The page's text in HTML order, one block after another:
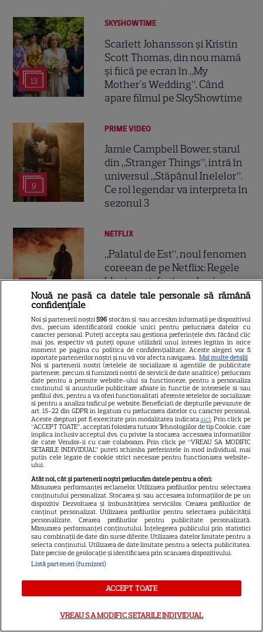
13
SKYSHOWTIME
Scarlett Johansson și Kristin
Scott Thomas, din nou mamă
și fiică pe ecran în „My
Mother's Wedding”. Când
apare filmul pe SkyShowtime
9
PRIME VIDEO
Jamie Campbell Bower, starul
din „Stranger Things”, intră în
universul „Stăpânul Inelelor”.
Ce rol legendar va interpreta în
sezonul 3
5
NETFLIX
„Palatul de Est”, noul fenomen
coreean de pe Netflix: Regele
blestemat, fantomele și
exorcistul care sfidează
PRIME VIDEO
Când „Fălci” se întâlnește cu
„Coborâre întunecată”:
Producția claustrofobă de pe
Prime Video ce nu trebuie
ratată
18
DISNEY PLUS
Ce vedem pe streaming între
27 iulie și 2 august 2026:
Diavolul se îmbracă de la Prada
2 pe Disney+ și mari noutăți
Netflix
NETFLIX
Josh Hartnett revine pe Netflix
în thrillerul „Below”! Noutăți
majore despre premiile Emmy
și noul serial Dan Brown
Nouă ne pasă ca datele tale personale să rămână
confidențiale
Noi și partenerii noștri596 stocăm și/sau accesăm informații pe dispozitivul
dvs., precum identificatorii cookie unici pentru prelucrarea datelor cu
caracter personal. Puteți accepta sau gestiona preferințele dvs. făcând clic
mai jos, respectiv vă puteți opune utilizării unui interes legitim în orice
moment pe pagina cu politica de confidențialitate. Aceste alegeri vor fi
raportate partenerilor noștri și nu vă vor afecta navigarea. Mai multe detalii
Noi si partenerii nostri (retelele de socializare si agentiile de publicitate
partenere, precum si furnizorii nostri de servicii de date analitice) prelucram
date pentru a permite website-ului sa functioneze, pentru a personaliza
continutul si anunturile publicitare afisate in functie de interesele si/sau
profilul dvs., pentru a va oferi functionalitati aferente retelelor de socializare
si pentru a analiza traficul pe website. Beneficiati de drepturile prevazute de
art. 15-22 din GDPR in legatura cu prelucrarea datelor cu caracter personal.
Aceste drepturi pot fi exercitate prin modalitatea indicataaici. Prin click pe
“ACCEPT TOATE”, acceptati folosirea tuturor Tehnologiilor de tip Cookie, care
implica inclusiv acceptul dvs. cu privire la stocarea/accesarea informatiilor
de catre Vendor-ii cu care colaboram. Prin click pe “VREAU SA MODIFIC
SETARILE INDIVIDUAL” puteti schimba preferintele in mod individual, mai
putin cele legate de cookie strict necesare pentru functionarea website-
ului.
Atât noi, cât și partenerii noștri prelucrăm datele pentru a oferi:
Măsurarea performanței reclamelor. Utilizarea profilurilor pentru selectarea
conținutului personalizat. Stocarea și/sau accesarea informațiilor de pe un
dispozitiv. Dezvoltarea și îmbunătățirea serviciilor. Crearea profilurilor de
conținut personalizat. Utilizarea profilurilor pentru selectarea publicității
personalizate. Crearea profilurilor pentru publicitate personalizată.
Măsurarea performanței conținutului. Înțelegerea publicului prin statistici
sau combinații de date din surse diferite. Utilizarea datelor limitate pentru a
selecta conținutul. Utilizarea de date limitate pentru a selecta publicitatea.
Date precise de geolocație și identificarea prin scanarea dispozitivului.
Listă parteneri (furnizori)
ACCEPT TOATE
VREAU SA MODIFIC SETARILE INDIVIDUAL